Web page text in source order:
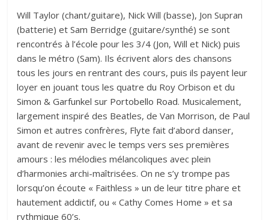
Will Taylor (chant/guitare), Nick Will (basse), Jon Supran
(batterie) et Sam Berridge (guitare/synthé) se sont
rencontrés à l’école pour les 3/4 (Jon, Will et Nick) puis
dans le métro (Sam). Ils écrivent alors des chansons
tous les jours en rentrant des cours, puis ils payent leur
loyer en jouant tous les quatre du Roy Orbison et du
Simon & Garfunkelsur Portobello Road. Musicalement,
largement inspiré des Beatles, de Van Morrison, de Paul
Simon et autres confrères, Flyte fait d’abord danser,
avant de revenir avec le temps vers ses premières
amours : les mélodies mélancoliques avec plein
d’harmonies archi-maîtrisées. On ne s’y trompe pas
lorsqu’on écoute « Faithless » un de leur titre phare et
hautement addictif, ou « Cathy Comes Home » et sa
rythmique 60’s.